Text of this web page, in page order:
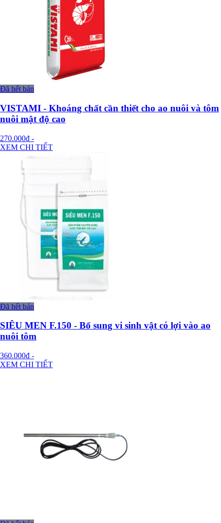
Đã hết bán
VISTAMI - Khoáng chất cần thiết cho ao nuôi và tôm
nuôi mật độ cao
270.000đ -
XEM CHI TIẾT
Đã hết bán
SIÊU MEN F.150 - Bổ sung vi sinh vật có lợi vào ao
nuôi tôm
360.000đ -
XEM CHI TIẾT